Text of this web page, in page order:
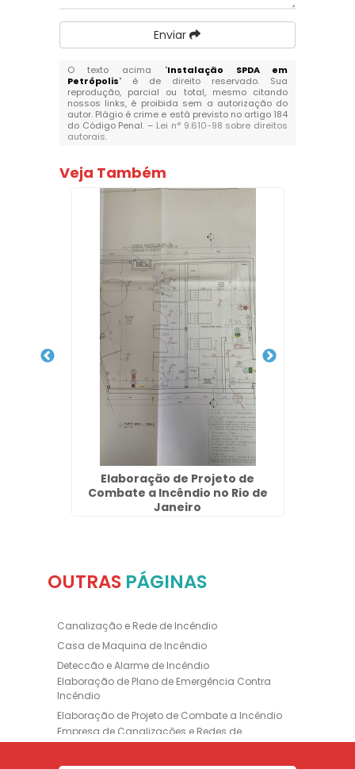
Enviar
O texto acima "Instalação SPDA em
Petrópolis" é de direito reservado. Sua
reprodução, parcial ou total, mesmo citando
nossos links, é proibida sem a autorização do
autor. Plágio é crime e está previsto no artigo 184
do Código Penal. – Lei n° 9.610-98 sobre direitos
autorais.
Veja Também
Elaboração de Projeto de
Combate a Incêndio no Rio de
Janeiro
OUTRAS PÁGINAS
Canalização e Rede de Incêndio
Casa de Maquina de Incêndio
Deteccão e Alarme de Incêndio
Elaboração de Plano de Emergência Contra
Incêndio
Elaboração de Projeto de Combate a Incêndio
Empresa de Canalizações e Redes de
Incêndio
Empresa de Extintores